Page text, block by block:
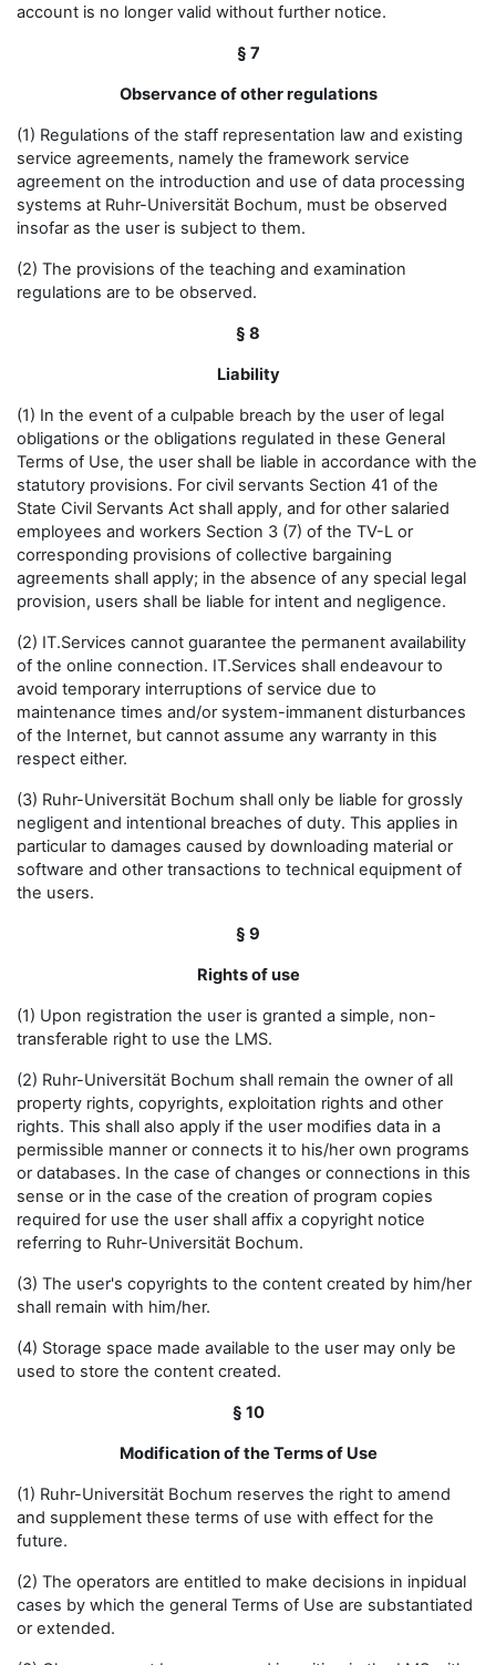
account is no longer valid without further notice.
§ 7
Observance of other regulations
(1) Regulations of the staff representation law and existing
service agreements, namely the framework service
agreement on the introduction and use of data processing
systems at Ruhr-Universität Bochum, must be observed
insofar as the user is subject to them.
(2) The provisions of the teaching and examination
regulations are to be observed.
§ 8
Liability
(1) In the event of a culpable breach by the user of legal
obligations or the obligations regulated in these General
Terms of Use, the user shall be liable in accordance with the
statutory provisions. For civil servants Section 41 of the
State Civil Servants Act shall apply, and for other salaried
employees and workers Section 3 (7) of the TV-L or
corresponding provisions of collective bargaining
agreements shall apply; in the absence of any special legal
provision, users shall be liable for intent and negligence.
(2) IT.Services cannot guarantee the permanent availability
of the online connection. IT.Services shall endeavour to
avoid temporary interruptions of service due to
maintenance times and/or system-immanent disturbances
of the Internet, but cannot assume any warranty in this
respect either.
(3) Ruhr-Universität Bochum shall only be liable for grossly
negligent and intentional breaches of duty. This applies in
particular to damages caused by downloading material or
software and other transactions to technical equipment of
the users.
§ 9
Rights of use
(1) Upon registration the user is granted a simple, non-
transferable right to use the LMS.
(2) Ruhr-Universität Bochum shall remain the owner of all
property rights, copyrights, exploitation rights and other
rights. This shall also apply if the user modifies data in a
permissible manner or connects it to his/her own programs
or databases. In the case of changes or connections in this
sense or in the case of the creation of program copies
required for use the user shall affix a copyright notice
referring to Ruhr-Universität Bochum.
(3) The user's copyrights to the content created by him/her
shall remain with him/her.
(4) Storage space made available to the user may only be
used to store the content created.
§ 10
Modification of the Terms of Use
(1) Ruhr-Universität Bochum reserves the right to amend
and supplement these terms of use with effect for the
future.
(2) The operators are entitled to make decisions in inpidual
cases by which the general Terms of Use are substantiated
or extended.